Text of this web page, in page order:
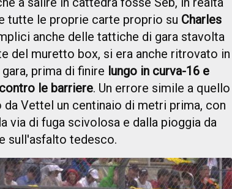
tutte le proprie carte proprio su Charles
anche delle tattiche di gara stavolta
del muretto box, si era anche ritrovato in
prima di finire lungo in curva-16 e
le barriere. Un errore simile a quello
Vettel un centinaio di metri prima, con
via di fuga scivolosa e dalla pioggia da
sull'asfalto tedesco.